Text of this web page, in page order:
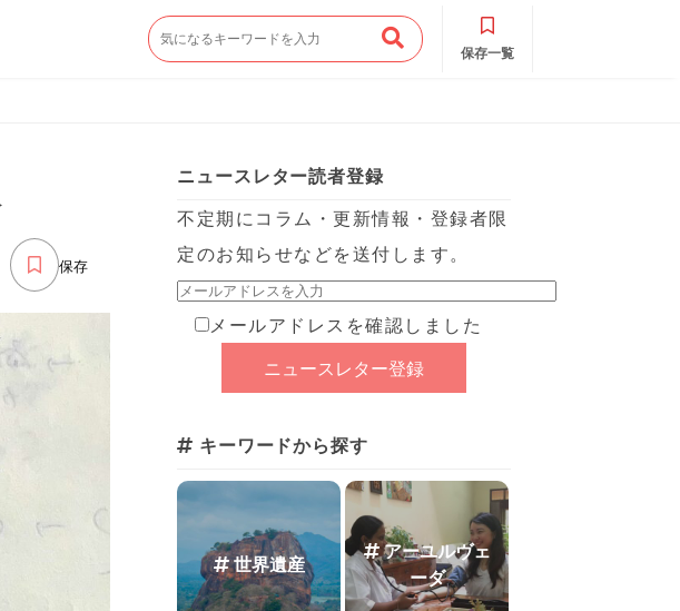
保存一覧
保存
ニュースレター読者登録
不定期にコラム・更新情報・登録者限
定のお知らせなどを送付します。
メールアドレスを確認しました
キーワードから探す
世界遺産
アーユルヴェ
ーダ